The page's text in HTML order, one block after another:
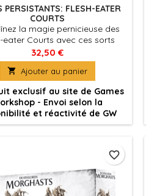
PERSISTANTS: FLESH-EATER
COURTS
la magie pernicieuse des
eater Courts avec ces sorts
Chacun est une invocation
effets aussi étranges que
que seuls vos Flesh-eater
ou bien Nagash en personne,
peuvent utiliser.
32,50 €
 Ajouter au panier
exclusif au site de Games
- Envoi selon la
et réactivité de GW
favorite_border